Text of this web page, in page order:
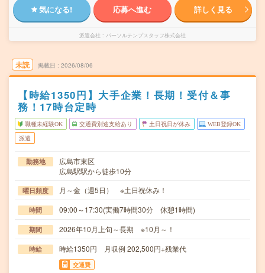
気になる! 応募へ進む 詳しく見る
派遣会社 パーソルテンプスタッフ株式会社
未読 掲載日 2026/08/06
【時給1350円】大手企業！長期！受付＆事
務！17時台定時
職種未経験OK 交通費別途支給あり 土日祝日が休み WEB登録OK
派遣
勤務地
広島市東区
広島駅駅から徒歩10分
曜日頻度 月～金（週5日） ※土日祝休み！
時間 09:00～17:30(実働7時間30分 休憩1時間)
期間 2026年10月上旬～長期 ※10月～！
時給 時給1350円 月収例 202,500円+残業代
交通費